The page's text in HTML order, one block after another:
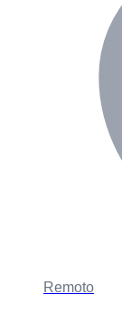
Remoto